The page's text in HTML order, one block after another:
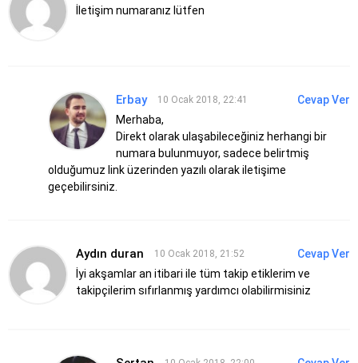
İletişim numaranız lütfen
Erbay 10 Ocak 2018, 22:41
Merhaba,
Direkt olarak ulaşabileceğiniz herhangi bir
numara bulunmuyor, sadece belirtmiş
olduğumuz link üzerinden yazılı olarak iletişime
geçebilirsiniz.
Cevap Ver
Aydın duran 10 Ocak 2018, 21:52
İyi akşamlar an itibari ile tüm takip etiklerim ve
takipçilerim sıfırlanmış yardımcı olabilirmisiniz
Cevap Ver